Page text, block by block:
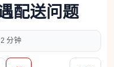
配送问题
分钟